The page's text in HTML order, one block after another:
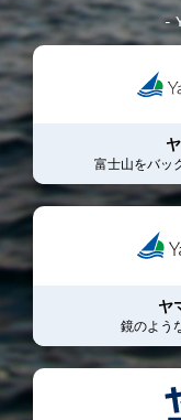
-
富士山をバッ
ヤ
鏡のよう